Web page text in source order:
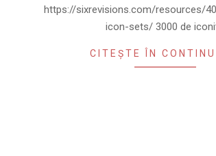
https://sixrevisions.com/resources/
icon-sets/ 3000 de
CITEȘTE ÎN